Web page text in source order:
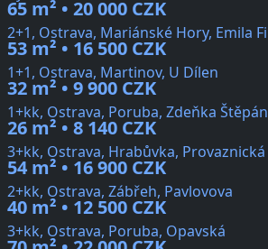
65 m² • 20 000 CZK
2+1, Ostrava, Mariánské Hory, Emila
53 m² • 16 500 CZK
1+1, Ostrava, Martinov, U Dílen
32 m² • 9 900 CZK
1+kk, Ostrava, Poruba, Zdeňka
26 m² • 8 140 CZK
3+kk, Ostrava, Hrabůvka, Provaznická
54 m² • 16 900 CZK
2+kk, Ostrava, Zábřeh, Pavlovova
40 m² • 12 500 CZK
3+kk, Ostrava, Poruba, Opavská